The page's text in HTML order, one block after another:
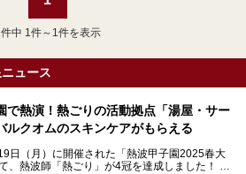
件中 1件～1件を表示
ュース
で熱演！熱ごりの活動拠点「湯屋・サー
ルクオムのスキンケアがもらえる
日（月）に開催された「熱波甲子園2025春大
、熱波師「熱ごり」が4冠を達成しました！